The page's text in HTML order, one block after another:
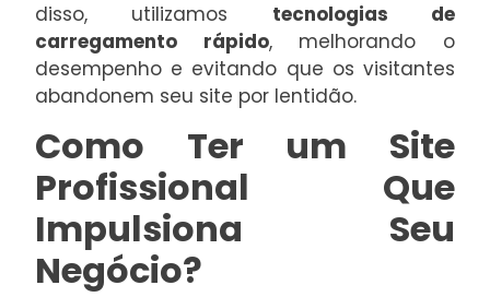
disso, utilizamos tecnologias de
carregamento rápido, melhorando o
desempenho e evitando que os visitantes
abandonem seu site por lentidão.
Como Ter um Site
Profissional Que
Impulsiona Seu
Negócio?